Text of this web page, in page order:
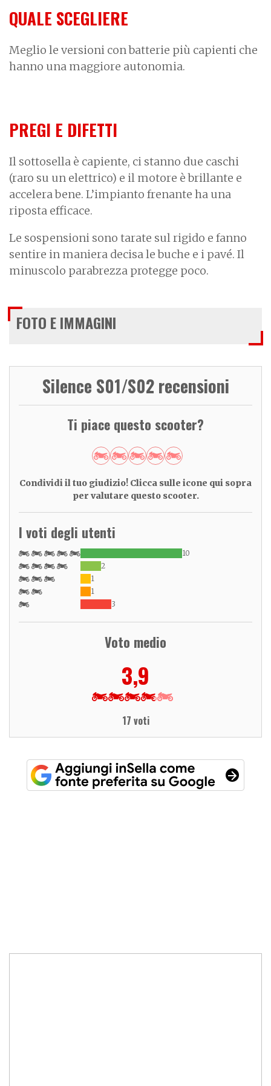
QUALE SCEGLIERE
Meglio le versioni con batterie più capienti che
hanno una maggiore autonomia.
PREGI E DIFETTI
Il sottosella è capiente, ci stanno due caschi
(raro su un elettrico) e il motore è brillante e
accelera bene. L’impianto frenante ha una
riposta efficace.
Le sospensioni sono tarate sul rigido e fanno
sentire in maniera decisa le buche e i pavé. Il
minuscolo parabrezza protegge poco.
FOTO E IMMAGINI
Silence S01/S02 recensioni
Ti piace questo scooter?
Condividi il tuo giudizio! Clicca sulle icone qui sopra
per valutare questo scooter.
I voti degli utenti
10
2
1
1
3
Voto medio
3,9
17 voti